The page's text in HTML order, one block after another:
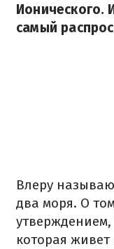
Ионического.
самый
Влеру
два моря. О
утверждением,
которая